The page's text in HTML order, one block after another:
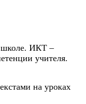
школе. ИКТ –
учителя.
на уроках